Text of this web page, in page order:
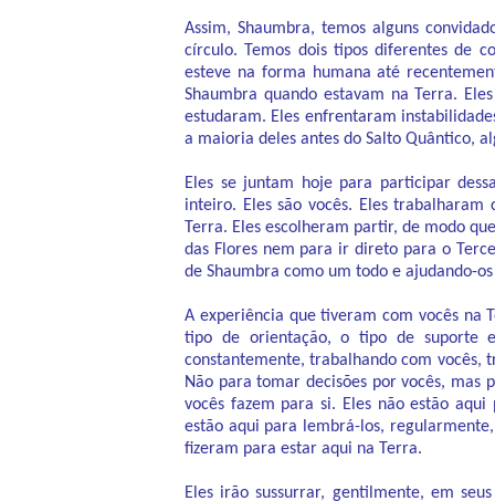
Assim, Shaumbra, temos alguns
círculo. Temos dois tipos diferentes de
esteve na forma humana até
Shaumbra quando estavam na Terra.
estudaram. Eles enfrentaram
a maioria deles antes do Salto Quântico,
Eles se juntam hoje para participar
inteiro. Eles são vocês. Eles
Terra. Eles escolheram partir, de modo
das Flores nem para ir direto para o
de Shaumbra como um todo e ajudando-
A experiência que tiveram com vocês na
tipo de orientação, o tipo de suporte
constantemente, trabalhando com vocês,
Não para tomar decisões por vocês, mas
vocês fazem para si. Eles não estão
estão aqui para lembrá-los,
fizeram para estar aqui na Terra.
Eles irão sussurrar, gentilmente, em